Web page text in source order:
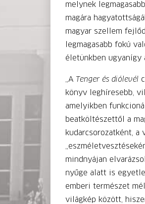
melynek
magára
magyar szellem
legmagasabb fokú
életünkben ugyanígy
„A Tenger és diólevél
könyv leghíresebb,
amelyikben
beatköltészettől a
kudarcsorozatként,
mindnyájan
nyűge alatt is
emberi természet
világkép között,